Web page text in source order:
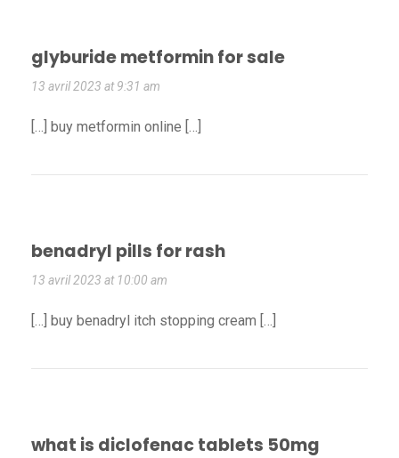
glyburide metformin for sale
13 avril 2023 at 9:31 am
[…] buy metformin online […]
benadryl pills for rash
13 avril 2023 at 10:00 am
[…] buy benadryl itch stopping cream […]
what is diclofenac tablets 50mg